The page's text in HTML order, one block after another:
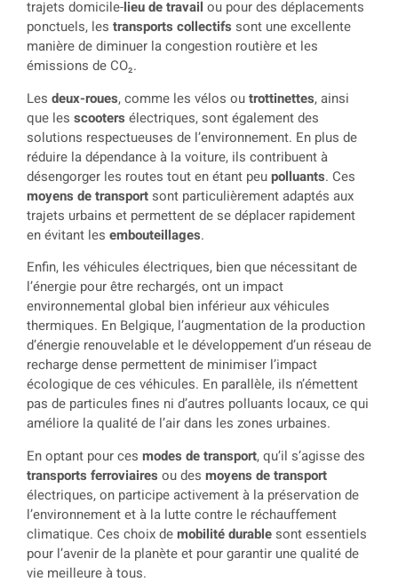
trajets domicile-lieu de travail ou pour des déplacements
ponctuels, les transports collectifs sont une excellente
manière de diminuer la congestion routière et les
émissions de CO₂.
Les deux-roues, comme les vélos outrottinettes, ainsi
que les scooters électriques, sont également des
solutions respectueuses de l’environnement. En plus de
réduire la dépendance à la voiture, ils contribuent à
désengorger les routes tout en étant peupolluants. Ces
moyens de transport sont particulièrement adaptés aux
trajets urbains et permettent de se déplacer rapidement
en évitant les embouteillages.
Enfin, les véhicules électriques, bien que nécessitant de
l’énergie pour être rechargés, ont un impact
environnemental global bien inférieur aux véhicules
thermiques. En Belgique, l’augmentation de la production
d’énergie renouvelable et le développement d’un réseau de
recharge dense permettent de minimiser l’impact
écologique de ces véhicules. En parallèle, ils n’émettent
pas de particules fines ni d’autres polluants locaux, ce qui
améliore la qualité de l’air dans les zones urbaines.
En optant pour ces modes de transport, qu’il s’agisse des
transports ferroviaires ou des moyens de transport
électriques, on participe activement à la préservation de
l’environnement et à la lutte contre le réchauffement
climatique. Ces choix demobilité durable sont essentiels
pour l’avenir de la planète et pour garantir une qualité de
vie meilleure à tous.